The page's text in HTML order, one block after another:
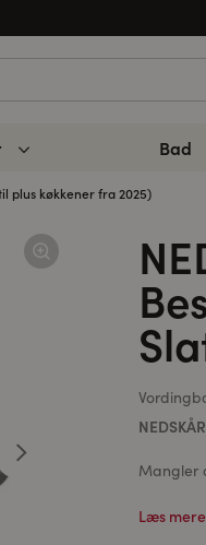
Bad
plus køkkener fra 2025)
Mangler
Læs mere